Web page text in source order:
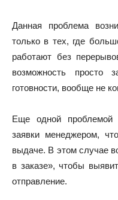
Данная проблема
только в тех, где
работают без
возможность просто
готовности, вообще не
Еще одной проблемой
заявки менеджером,
выдаче. В этом случае
в заказе», чтобы
отправление.